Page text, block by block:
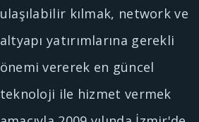
ulaşılabilir kılmak, network ve
altyapı yatırımlarına gerekli
önemi vererek en güncel
teknoloji ile hizmet vermek